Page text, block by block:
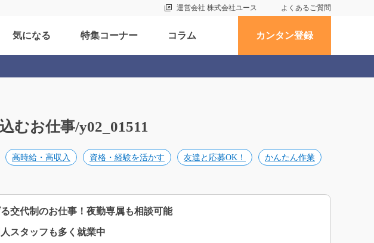
運営会社 株式会社ユース よくあるご質問
気になる 特集コーナー コラム カンタン登録
むお仕事/y02_01511
高時給・高収入 資格・経験を活かす 友達と応募OK！ かんたん作業
交代制のお仕事！夜勤専属も相談可能
スタッフも多く就業中